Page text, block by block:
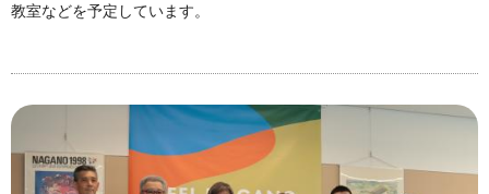
教室などを予定しています。